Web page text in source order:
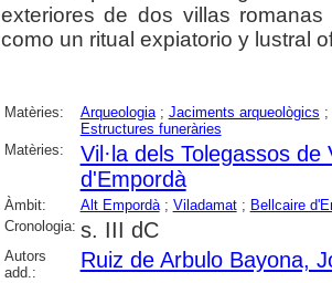
exteriores de dos villas
como un ritual expiatorio y lustral
Matèries: Arqueologia; Jaciments arqueològics ;
Estructures funeràries
Matèries:
Vil·la dels Tolegassos de
d'Empordà
Àmbit: Alt Empordà; Viladamat; Bellcaire
Cronologia: s. III dC
Autors
add.:
Ruiz de Arbulo Bayona,